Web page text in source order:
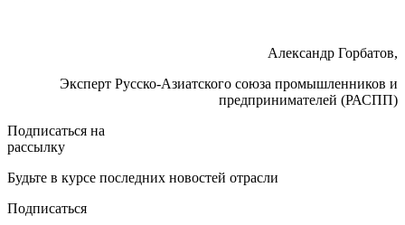
Александр Горбатов,
Эксперт Русско-Азиатского союза промышленников и
предпринимателей (РАСПП)
Подписаться на
рассылку
Будьте в курсе последних новостей отрасли
Подписаться